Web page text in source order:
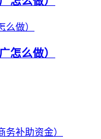
怎么做）